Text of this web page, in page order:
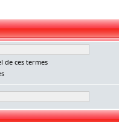
de ces termes